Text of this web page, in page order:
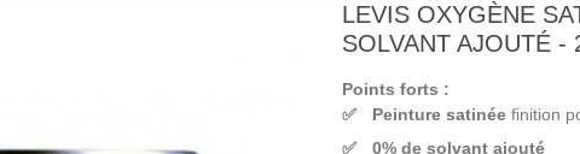
LEVIS OXYGÈNE
SOLVANT AJOUTÉ
Points forts :
Peinture satinée finition
0% de solvant ajouté